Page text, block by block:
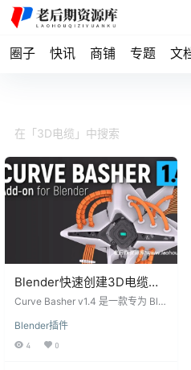
圈子 快讯 商铺 专题 文
Blender快速创建3D电缆曲
线生成插件 Curve Basher
Curve Basher v1.4 是一款专为 Ble
件，内置多种曲线生成器和 Kitbash
ing 工具。插件功能丰富，但操作简
Blender插件
4 0